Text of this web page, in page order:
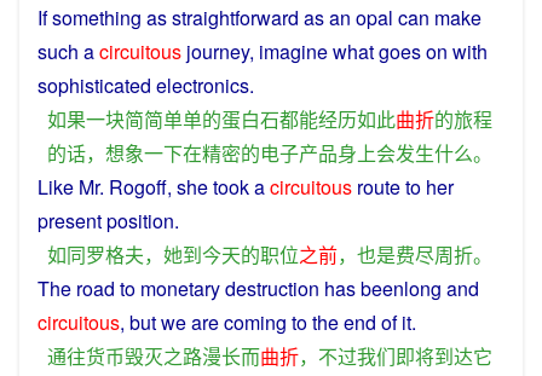
Ifsomething as straightforward as an opal can make
such acircuitous journey, imaginewhatgoeson with
sophisticated electronics.
如果一块简简单单的蛋白石都能经历如此曲折的旅程
的话， 想象一下在精密的电子产品身上会发生什么。
Like Mr. Rogoff, shetookacircuitous routeto her
presentposition.
如同罗格夫， 她到今天的职位之前， 也是费尽周折。
The road to monetarydestruction has beenlong and
circuitous, butwearecoming to theend of it.
通往货币毁灭之路漫长而曲折， 不过我们即将到达它